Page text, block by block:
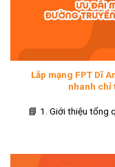
Lắp mạng FPT Dĩ
nhanh chỉ
📘 1. Giới thiệu tổng